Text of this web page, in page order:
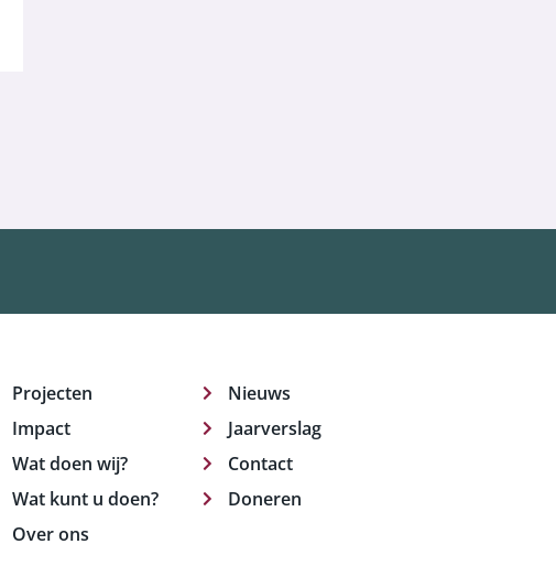
Projecten
Impact
Wat doen wij?
Wat kunt u doen?
Over ons
Nieuws
Jaarverslag
Contact
Doneren